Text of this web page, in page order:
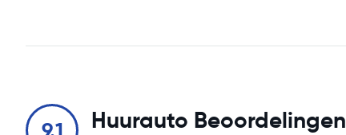
Ensjøveien 17
Huurauto Beoordelingen